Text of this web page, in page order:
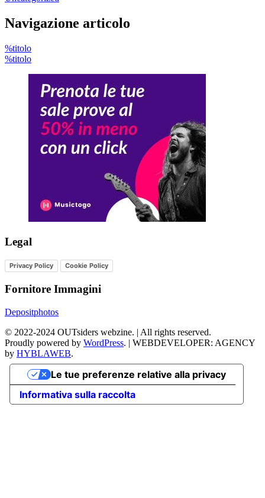
Navigazione articolo
%titolo
%titolo
Legal
Privacy Policy Cookie Policy
Fornitore Immagini
Depositphotos
© 2022-2024 OUTsiders webzine. | All rights reserved.
Proudly powered by WordPress. | WEBDEVELOPER: AGENCY
by HYBLAWEB.
Informativa sulla raccolta
Le tue preferenze relative alla privacy